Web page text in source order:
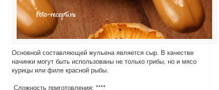
Основной составляющей жульена является сыр. В качестве
начинки могут быть использованы не только грибы, но и мясо
курицы или филе красной рыбы.
Сложность приготовления: ****